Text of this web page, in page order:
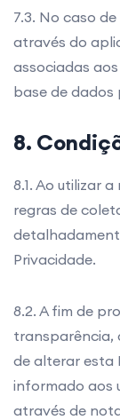
7.3. No caso
através do
associadas
base de
8.
8.1. Ao utilizar
regras de
Privacidade.
8.2. A fim de
transparência,
de alterar esta
informado aos
através de